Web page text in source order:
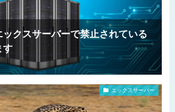
クスサーバーで禁止されている
す
エックスサーバー